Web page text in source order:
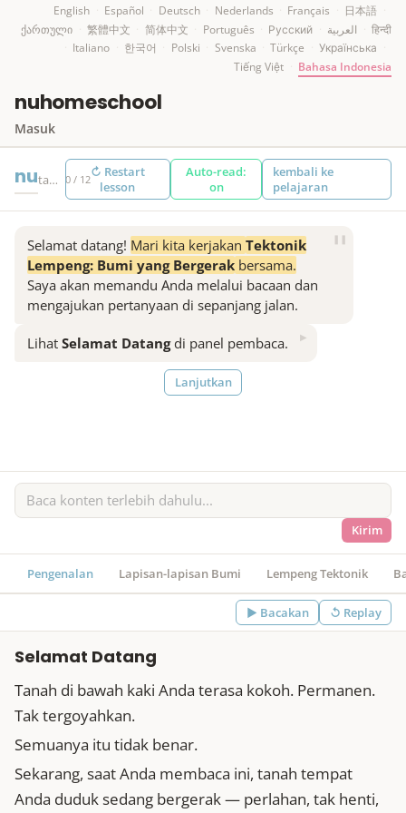
English Español Deutsch Nederlands Français 日本語
ქართული
繁體中文 简体中文 Português Русский العربية
हिन्दी
Italiano 한국어 Polski Svenska Türkçe Українська
Tiếng Việt
Bahasa Indonesia
nuhomeschool
Masuk
nu tamu 0 / 12↻ Restart
lesson
Auto-read:
on
kembali ke
pelajaran
Selamat datang! Mari kita kerjakan Tektonik
Lempeng: Bumi yang Bergerak bersama.
Saya akan memandu Anda melalui bacaan dan
mengajukan pertanyaan di sepanjang jalan.
Lihat Selamat Datangdi panel pembaca. ▶
Lanjutkan
Kirim
Pengenalan Lapisan-lapisan Bumi Lempeng Tektonik
▶ Bacakan ↺ Replay
Selamat Datang
Tanah di bawah kaki Anda terasa kokoh. Permanen.
Tak tergoyahkan.
Semuanya itu tidak benar.
Sekarang, saat Anda membaca ini, tanah tempat
Anda duduk sedang bergerak — perlahan, tak henti,